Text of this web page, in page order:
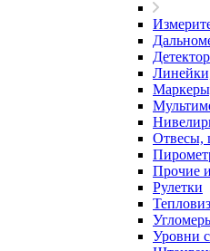
Отвесы,
Прочие
Рулетки
Уровни